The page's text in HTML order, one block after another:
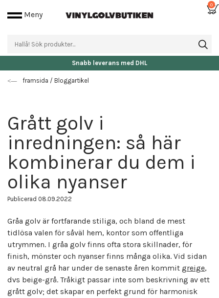
Meny
0
Fri frakt då beställningen är över 25.000 kr
framsida / Bloggartikel
Grått golv i
inredningen: så här
kombinerar du dem i
olika nyanser
Publicerad 08.09.2022
Gråa golv är fortfarande stiliga, och bland de mest
tidlösa valen för såväl hem, kontor som offentliga
utrymmen. I gråa golv finns ofta stora skillnader, för
finish, mönster och nyanser finns många olika. Vid sidan
av neutral grå har under de senaste åren kommit greige,
dvs beige-grå. Tråkigt passar inte som beskrivning av ett
grått golv; det skapar en perfekt grund för harmonisk